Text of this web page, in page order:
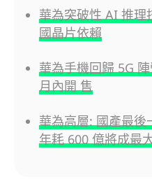
華為突破性 AI 推理
國晶片依賴
華為手機回歸 5G
月內開 售
華為高層: 國產最後
年耗 600 億將成最